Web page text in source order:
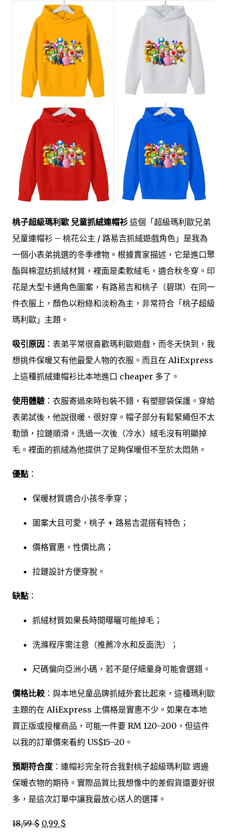
桃子超級瑪利歐 兒童抓絨連帽衫 這個「超級瑪利歐兄弟
兒童連帽衫 – 桃花公主 / 路易吉抓絨遊戲角色」是我為
一個小表弟挑選的冬季禮物。根據賣家描述，它是進口聚
酯與棉混纺抓絨材質，裡面是柔軟絨毛，適合秋冬穿。印
花是大型卡通角色圖案，有路易吉和桃子（碧琪）在同一
件衣服上，顏色以粉綠和淡粉為主，非常符合「桃子超級
瑪利歐」主題。
吸引原因 ：表弟平常很喜歡瑪利歐遊戲，而冬天快到，我
想挑件保暖又有他最愛人物的衣服。而且在 AliExpress
上這種抓絨連帽衫比本地進口 cheaper 多了。
使用體驗 ：衣服寄過來時包裝不錯，有塑膠袋保護。穿給
表弟試後，他說很暖、很好穿。帽子部分有鬆緊繩但不太
勒頭，拉鏈順滑。洗過一次後（冷水）絨毛沒有明顯掉
毛。裡面的抓絨為他提供了足夠保暖但不至於太悶熱。
優點 ：
保暖材質適合小孩冬季穿；
圖案大且可愛，桃子 + 路易吉混搭有特色；
價格實惠，性價比高；
拉鏈設計方便穿脫。
缺點 ：
抓絨材質如果長時間曝曬可能掉毛；
洗滌程序需注意（推薦冷水和反面洗）；
尺碼偏向亞洲小碼，若不是仔細量身可能會選錯。
價格比較 ：與本地兒童品牌抓絨外套比起來，這種瑪利歐
主題的在 AliExpress 上價格是實惠不少。如果在本地
買正版或授權商品，可能一件要 RM 120–200，但這件
以我的訂單價來看約 US$15–20。
預期符合度 ：連帽衫完全符合我對桃子超級瑪利歐 週邊
保暖衣物的期待。實際品質比我想像中的差假貨還要好很
多，是這次訂單中讓我最放心送人的選擇。
18,59 $ 0,99 $